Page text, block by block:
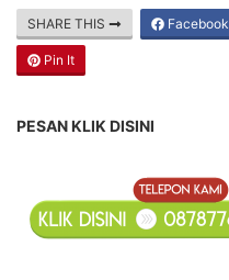
SHARE THIS Facebook
Pin It
PESAN KLIK DISINI